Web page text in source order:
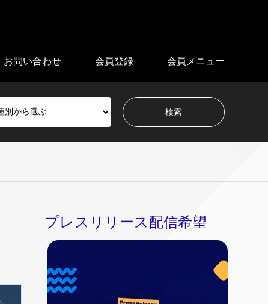
お問い合わせ 会員登録 会員メニュー
プレスリリース配信希望